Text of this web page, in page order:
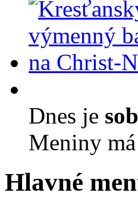
Dnes je
Meniny má
Hlavné